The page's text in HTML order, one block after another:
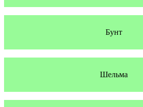
Бунт
Шельма